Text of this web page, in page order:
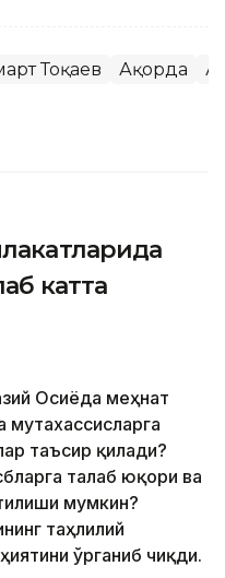
Тоқаев Ақорда
катта
Осиёда меҳнат
мутахассисларга
таъсир қилади?
талаб юқори ва
мумкин?
таҳлилий
ўрганиб чиқди.